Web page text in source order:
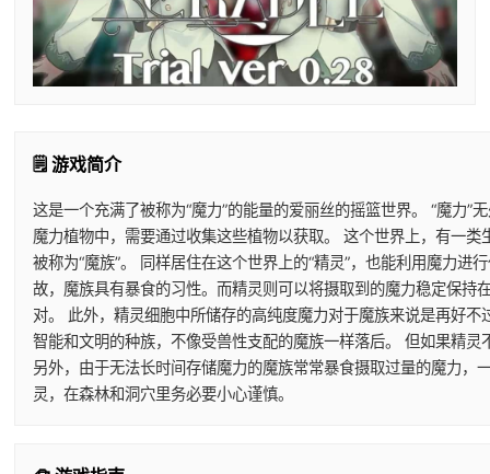
🗒️ 游戏简介
这是一个充满了被称为“魔力”的能量的爱丽丝的摇篮世界。 “魔力
魔力植物中，需要通过收集这些植物以获取。 这个世界上，有一
被称为“魔族”。 同样居住在这个世界上的“精灵”，也能利用魔力
故，魔族具有暴食的习性。而精灵则可以将摄取到的魔力稳定保
对。 此外，精灵细胞中所储存的高纯度魔力对于魔族来说是再好
智能和文明的种族，不像受兽性支配的魔族一样落后。 但如果精
另外，由于无法长时间存储魔力的魔族常常暴食摄取过量的魔力
灵，在森林和洞穴里务必要小心谨慎。